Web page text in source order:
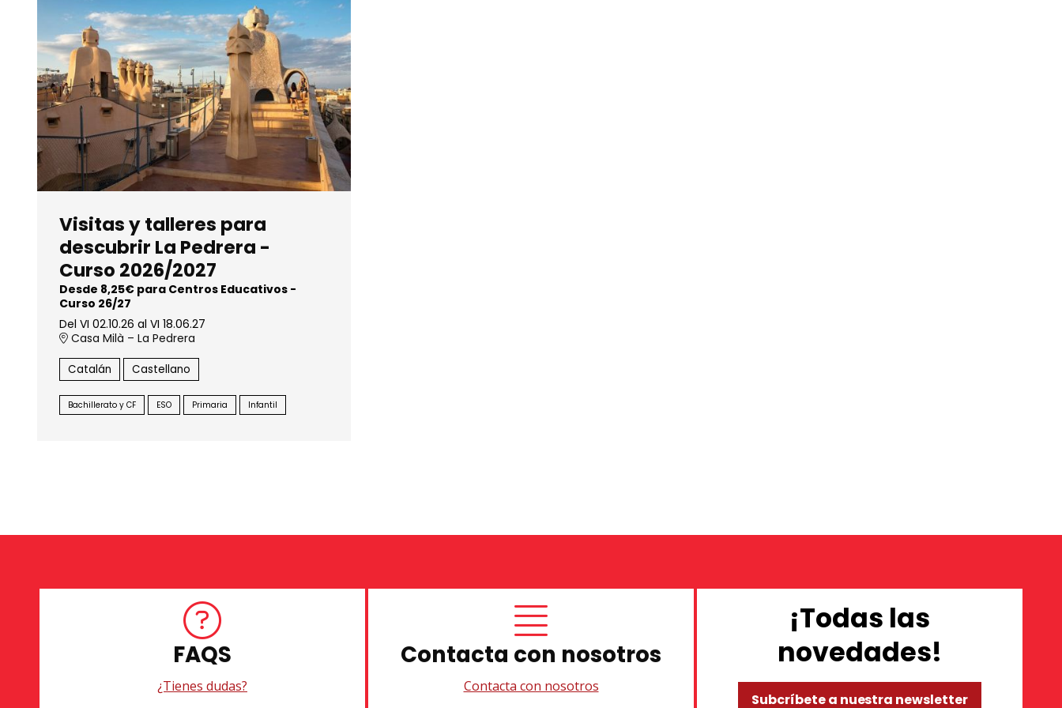
Visitas y talleres para
descubrir La Pedrera -
Curso 2026/2027
Desde 8,25€ para Centros Educativos -
Curso 26/27
Del VI 02.10.26 al VI 18.06.27
Casa Milà – La Pedrera
Catalán Castellano
Bachillerato y CF ESO Primaria Infantil
FAQS
¿Tienes dudas?
Contacta con nosotros
Contacta con nosotros
¡Todas las
novedades!
Subcríbete a nuestra newsletter